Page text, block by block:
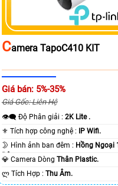
CAmera TapoC410 KIT
Giá bán: 5%-35%
Giá Gốc: Liên Hệ
👁️‍🗨 Độ Phân giải : 2K Lite .
⚜️ Tích hợp công nghệ :
IP Wifi.
🌛 Hình ảnh ban đêm : Hồng Ngoại
Ðêm.💎 Camera Dòng Thân Plastic.
️ლ Tích Hợp : Thu Âm.